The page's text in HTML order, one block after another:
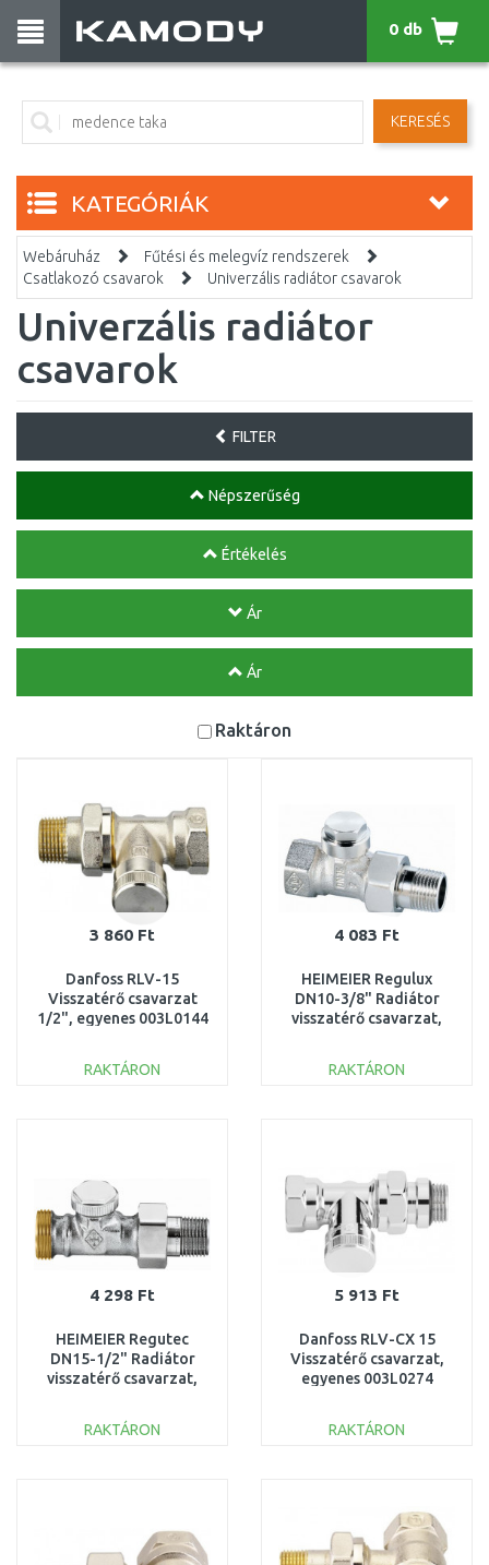
KERESÉS
0 db
KATEGÓRIÁK
Webáruház
Fűtési és melegvíz rendszerek
Csatlakozó csavarok
Univerzális radiátor csavarok
Univerzális radiátor
csavarok
FILTER
Népszerűség
Értékelés
Ár
Ár
Raktáron
3 860 Ft
Danfoss RLV-15
Visszatérő csavarzat
1/2", egyenes 003L0144
RAKTÁRON
4 083 Ft
HEIMEIER Regulux
DN10-3/8" Radiátor
visszatérő csavarzat,
RAKTÁRON
4 298 Ft
HEIMEIER Regutec
DN15-1/2" Radiátor
visszatérő csavarzat,
0366-02.000
RAKTÁRON
5 913 Ft
Danfoss RLV-CX 15
Visszatérő csavarzat,
egyenes 003L0274
RAKTÁRON